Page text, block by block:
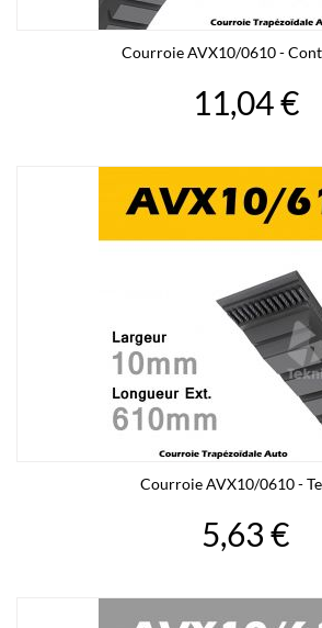
Courroie AVX10/0610 -
11,04 €
Courroie AVX10/0610 -
5,63 €